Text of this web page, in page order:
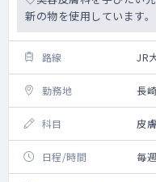
新の物を使用しています。
路線 JR
勤務地 長
科目 皮
日程/時間 毎